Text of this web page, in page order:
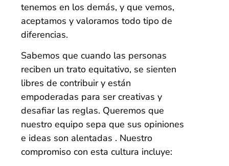
tenemos en los demás, y que vemos,
aceptamos y valoramos todo tipo de
diferencias.
Sabemos que cuando las personas
reciben un trato equitativo, se sienten
libres de contribuir y están
empoderadas para ser creativas y
desafiar las reglas. Queremos que
nuestro equipo sepa que sus opiniones
e ideas son alentadas . Nuestro
compromiso con esta cultura incluye: